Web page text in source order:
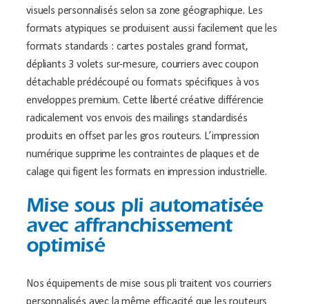
visuels personnalisés selon sa zone géographique. Les
formats atypiques se produisent aussi facilement que les
formats standards : cartes postales grand format,
dépliants 3 volets sur-mesure, courriers avec coupon
détachable prédécoupé ou formats spécifiques à vos
enveloppes premium. Cette liberté créative différencie
radicalement vos envois des mailings standardisés
produits en offset par les gros routeurs. L’impression
numérique supprime les contraintes de plaques et de
calage qui figent les formats en impression industrielle.
Mise sous pli automatisée
avec affranchissement
optimisé
Nos équipements de mise sous pli traitent vos courriers